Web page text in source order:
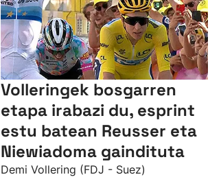
Volleringek bosgarren
etapa irabazi du, esprint
estu batean Reusser eta
Niewiadoma gaindituta
Demi Vollering (FDJ - Suez)